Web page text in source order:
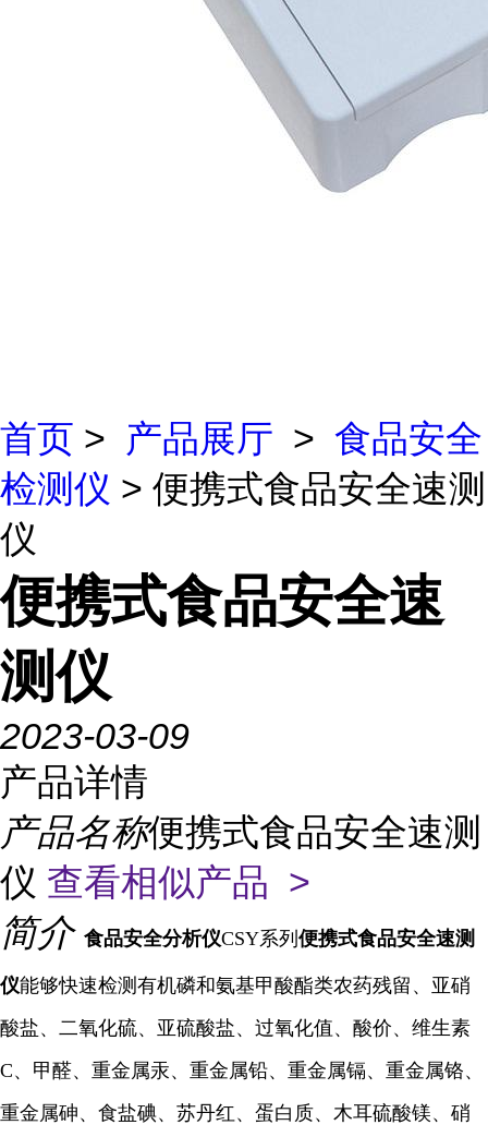
首页 > 产品展厅 > 食品安全
检测仪 > 便携式食品安全速测
仪
便携式食品安全速
测仪
2023-03-09
产品详情
产品名称便携式食品安全速测
仪 查看相似产品 >
简介 食品安全分析仪CSY系列 便携式食品安全速测
仪能够快速检测有机磷和氨基甲酸酯类农药残留、亚硝
酸盐、二氧化硫、亚硫酸盐、过氧化值、酸价、维生素
C、甲醛、重金属汞、重金属铅、重金属镉、重金属铬、
重金属砷、食盐碘、苏丹红、蛋白质、木耳硫酸镁、硝